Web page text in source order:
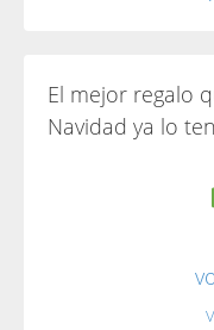
El mejor regalo
Navidad ya lo